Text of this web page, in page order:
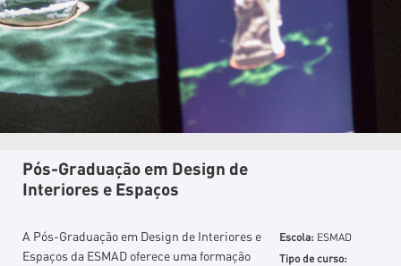
Pós-Graduação em Design de
Interiores e Espaços
A Pós-Graduação em Design de Interiores e
Espaços da ESMAD oferece uma formação
Escola: ESMAD
Tipo de curso: